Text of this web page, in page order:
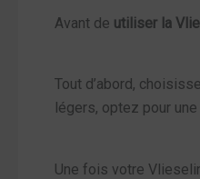
Avant de utiliser la
Tout d’abord,
légers, optez pour
Une fois votre